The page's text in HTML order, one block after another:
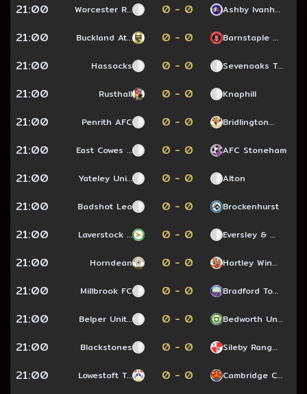
21:00 Worcester R… 0 - 0 Ashby Ivanh…
21:00 Buckland At… 0 - 0 Barnstaple …
21:00 Hassocks 0 - 0 Sevenoaks T…
21:00 Rusthall 0 - 0 Knaphill
21:00 Penrith AFC 0 - 0 Bridlington…
21:00 East Cowes … 0 - 0 AFC Stoneham
21:00 Yateley Uni… 0 - 0 Alton
21:00 Badshot Lea 0 - 0 Brockenhurst
21:00 Laverstock … 0 - 0 Eversley & …
21:00 Horndean 0 - 0 Hartley Win…
21:00 Millbrook FC 0 - 0 Bradford To…
21:00 Belper Unit… 0 - 0 Bedworth Un…
21:00 Blackstones 0 - 0 Sileby Rang…
21:00 Lowestoft T… 0 - 0 Cambridge C…